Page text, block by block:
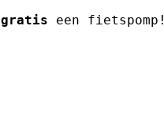
gratis een fietspomp!